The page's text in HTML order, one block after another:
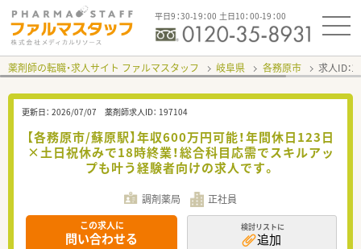
平日9：30-19：00 土日10：00-19：00
薬剤師の転職・求人サイト ファルマスタッフ 岐阜県 各務原市 求人ID：
更新日： 2026/07/07 薬剤師求人ID： 197104
【各務原市/蘇原駅】年収600万円可能！年間休日123日
×土日祝休みで18時終業！総合科目応需でスキルアッ
プも叶う経験者向けの求人です。
調剤薬局 正社員
この求人に
問い合わせる
検討リストに
追加